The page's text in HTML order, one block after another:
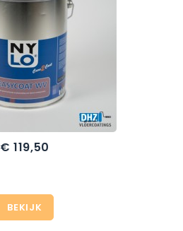
€ 119,50
BEKIJK